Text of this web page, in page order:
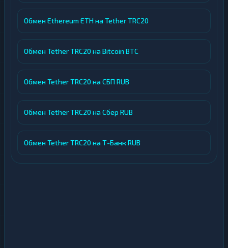
Обмен Ethereum ETH на Tether TRC20
Обмен Tether TRC20 на Bitcoin BTC
Обмен Tether TRC20 на СБП RUB
Обмен Tether TRC20 на Сбер RUB
Обмен Tether TRC20 на Т-Банк RUB